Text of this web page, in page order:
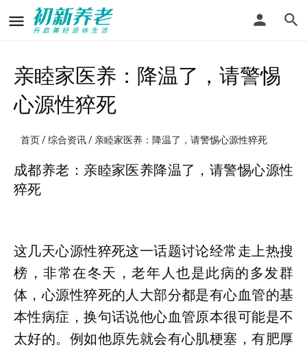
亲睦家医养：降温了，请警惕
心源性猝死
首页/综合资讯/ 亲睦家医养：降温了，请警惕心源性猝死
成都养老：亲睦家医养降温了，请警惕心源性
猝死
这几天心源性猝死这一话题讨论经常走上热搜
榜，非常在冬天，老年人也是此病的多发群
体，心源性猝死的人大部分都是有心血管的基
本性病症，换句话说他心血管原本很可能是不
太好的。例如他原先就会有心肌梗塞，有肥厚